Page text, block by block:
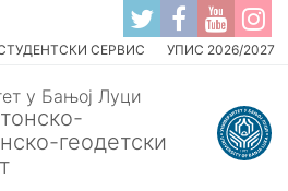
СЕРВИС УПИС 2026/2027
у Бањој Луци
геодетски